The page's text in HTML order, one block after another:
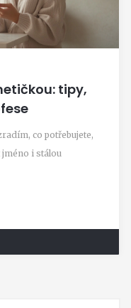
tipy,
co potřebujete,
jméno i stálou